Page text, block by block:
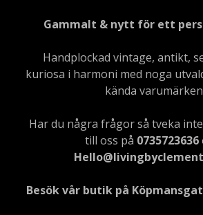
Gammalt & nytt för ett
Handplockad vintage, antikt,
kuriosa i harmoni med noga
kända
Har du några frågor så tveka
till oss på 0735723636
Besök vår butik på